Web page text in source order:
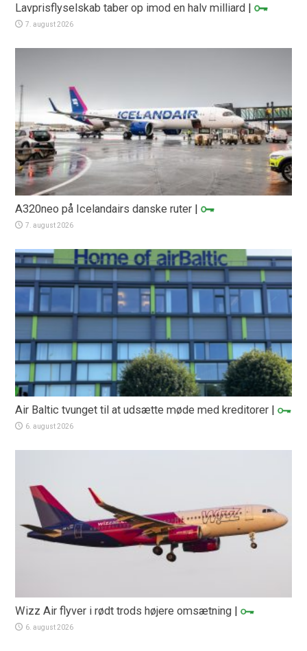
Lavprisflyselskab taber op imod en halv milliard |
7. august 2026
A320neo på Icelandairs danske ruter |
7. august 2026
Air Baltic tvunget til at udsætte møde med kreditorer |
6. august 2026
Wizz Air flyver i rødt trods højere omsætning |
6. august 2026